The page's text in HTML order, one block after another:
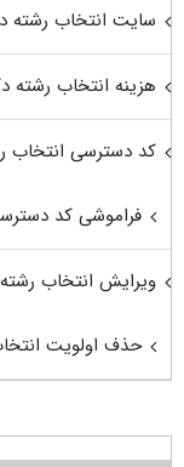
سایت انتخاب رشته
هزینه انتخاب رشته
کد دسترسی انتخاب
فراموشی کد
ویرایش انتخاب
حذف اولویت